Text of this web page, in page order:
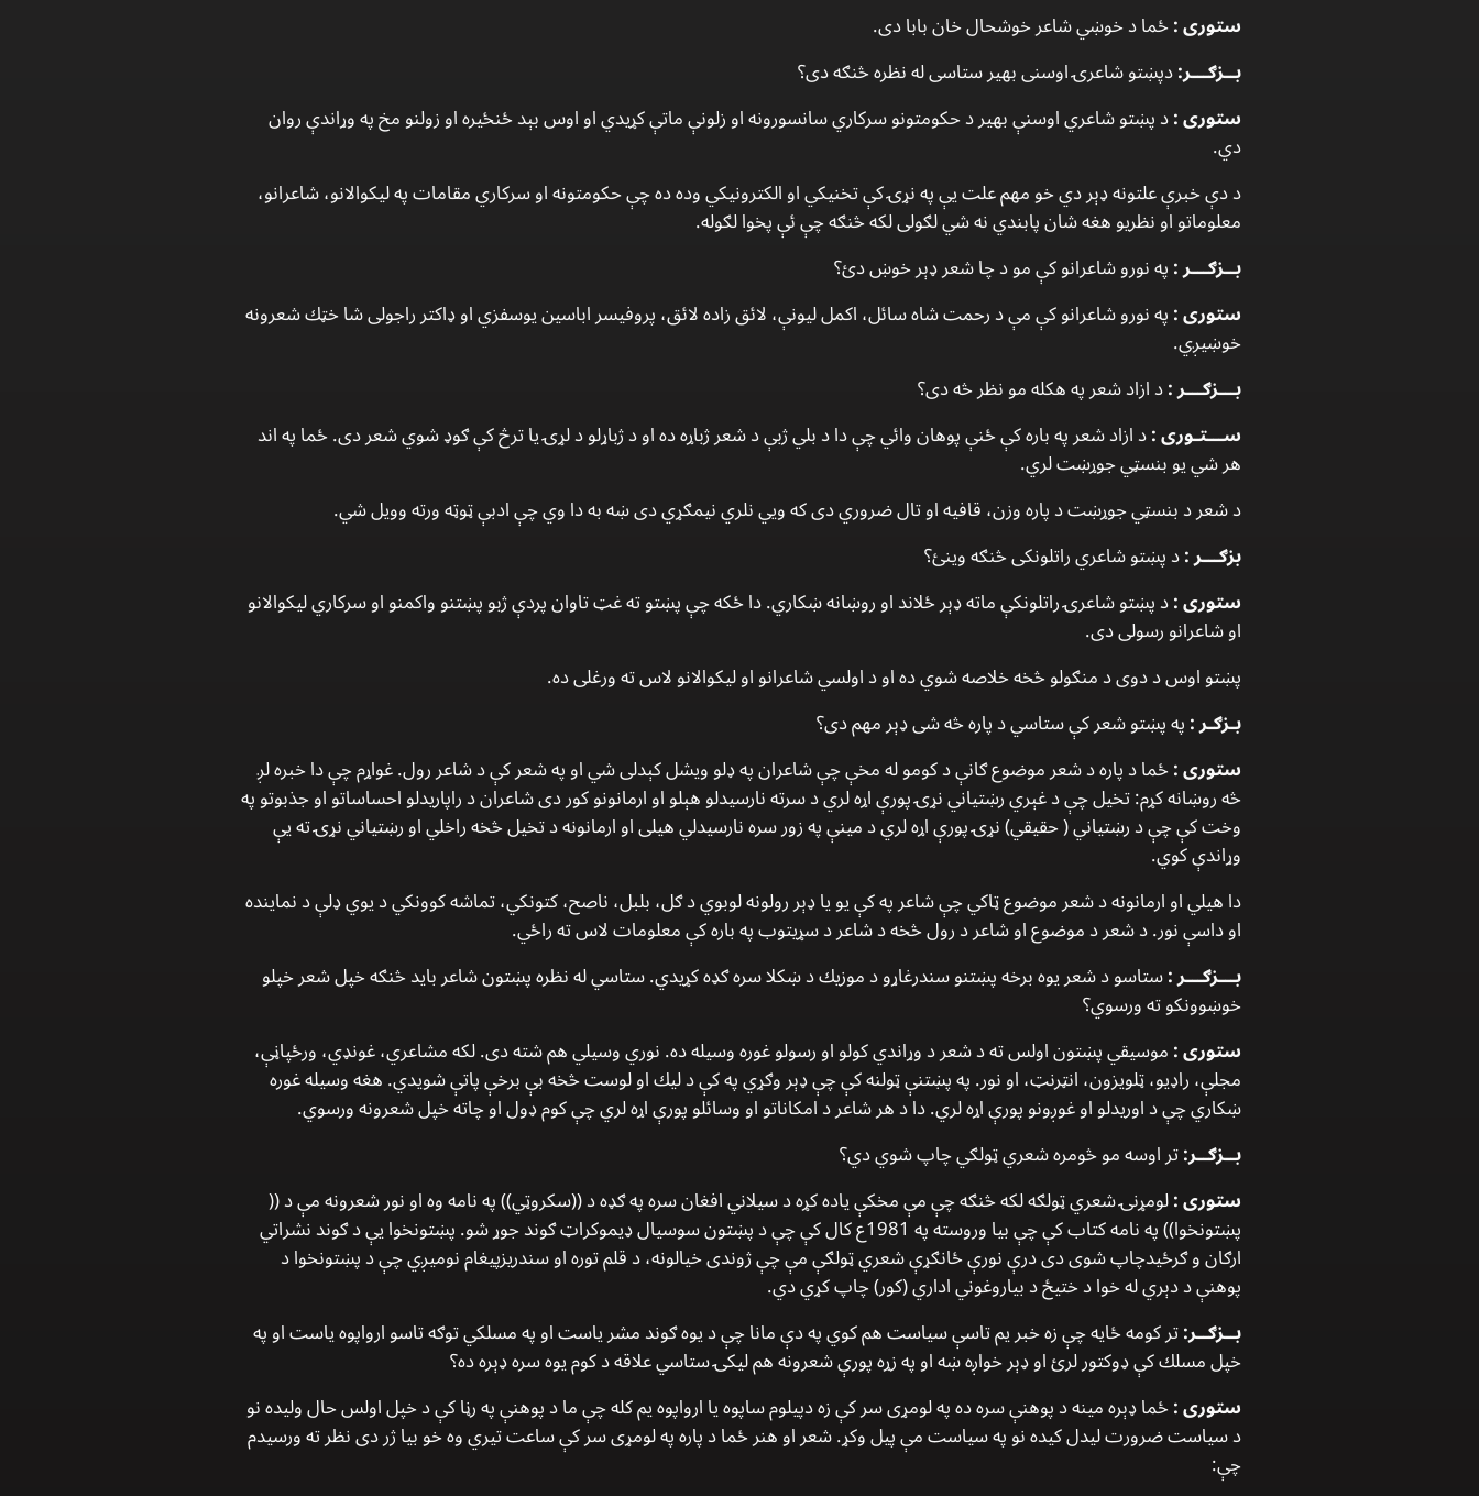
ستورى :ځما د خوښي شاعر خوشحال خان بابا دى.
بــزګـــر:دپښتو شاعرۍ اوسنى بهير ستاسى له نظره څنګه دى؟
ستورى :د پښتو شاعري اوسنې بهير د حكومتونو سركاري سانسورونه او زلونې ماتې كړيدي او اوس بېد ځنځيره او زولنو مخ په وړاندې روان
دي.
د دې خبرې علتونه ډېر دي خو مهم علت يې په نړۍ كې تخنيكي او الكترونيكي وده ده چې حكومتونه او سركاري مقامات په ليكوالانو، شاعرانو،
معلوماتو او نظريو هغه شان پابندي نه شي لګولى لكه څنګه چې ئې پخوا لګوله.
بــزګـــر :په نورو شاعرانو كې مو د چا شعر ډېر خوښ دئ؟
ستورى :په نورو شاعرانو كې مې د رحمت شاه سائل، اكمل ليونې، لائق زاده لائق، پروفيسر اباسين يوسفزي او ډاكتر راجولى شا خټك شعرونه
خوښيږي.
بـــزګـــر :د ازاد شعر په هكله مو نظر څه دى؟
ســـتـورى :د ازاد شعر په باره كې ځنې پوهان وائي چې دا د بلي ژبې د شعر ژباړه ده او د ژباړلو د لړۍ يا ترڅ كې ګوډ شوي شعر دى. ځما په اند
هر شي يو بنسټي جوړښت لري.
د شعر د بنسټي جوړښت د پاره وزن، قافيه او تال ضروري دى كه ويي نلري نيمګړي دى ښه به دا وي چې ادبې ټوټه ورته وويل شي.
بزګـــر :د پښتو شاعري راتلونكى څنګه وينئ؟
ستورى :د پښتو شاعرۍ راتلونكې ماته ډېر ځلاند او روښانه ښكاري. دا ځكه چې پښتو ته غټ تاوان پردې ژبو پښتنو واكمنو او سركاري ليكوالانو
او شاعرانو رسولى دى.
پښتو اوس د دوى د منګولو څخه خلاصه شوي ده او د اولسي شاعرانو او ليكوالانو لاس ته ورغلى ده.
بـزګـر :په پښتو شعر كې ستاسي د پاره څه شى ډېر مهم دى؟
ستورى :ځما د پاره د شعر موضوع ګانې د كومو له مخې چې شاعران په ډلو ويشل كېدلى شي او په شعر كې د شاعر رول. غواړم چې دا خبره لږ
څه روښانه كړم: تخيل چې د غېري رښتياني نړۍ پورې اړه لري د سرته نارسيدلو هېلو او ارمانونو كور دى شاعران د راپاريدلو احساساتو او جذبوتو په
وخت كې چې د رښتياني ( حقيقي) نړۍ پورې اړه لري د مينې په زور سره نارسيدلي هيلى او ارمانونه د تخيل څخه راخلي او رښتياني نړۍ ته يې
وړاندې كوي.
دا هيلي او ارمانونه د شعر موضوع ټاكي چې شاعر په كې يو يا ډېر رولونه لوبوي د ګل، بلبل، ناصح، كتونكي، تماشه كوونكي د يوي ډلې د نماينده
او داسې نور. د شعر د موضوع او شاعر د رول څخه د شاعر د سړيتوب په باره كې معلومات لاس ته راځي.
بـــزګـــر :ستاسو د شعر يوه برخه پښتنو سندرغاړو د موزيك د ښكلا سره ګډه كړيدي. ستاسي له نظره پښتون شاعر بايد څنګه خپل شعر خپلو
خوښوونكو ته ورسوي؟
ستورى :موسيقي پښتون اولس ته د شعر د وړاندي كولو او رسولو غوره وسيله ده. نوري وسيلي هم شته دى. لكه مشاعري، غونډي، ورځپاڼې،
مجلې، راډيو، ټلويزون، انټرنټ، او نور. په پښتنې ټولنه كې چې ډېر وګړي په كې د ليك او لوست څخه بې برخې پاتې شويدي. هغه وسيله غوره
ښكاري چې د اوريدلو او غوږونو پورې اړه لري. دا د هر شاعر د امكاناتو او وسائلو پورې اړه لري چې كوم ډول او چاته خپل شعرونه ورسوي.
بــزګــر:تر اوسه مو څومره شعري ټولګي چاپ شوي دي؟
ستورى :لومړنۍ شعري ټولګه لكه څنګه چې مې مخكې ياده كړه د سيلاني افغان سره په ګډه د ((سكروټي)) په نامه وه او نور شعرونه مې د ((
پښتونخوا)) په نامه كتاب كې چې بيا وروسته په 1981ع كال كې چې د پښتون سوسيال ډيموكراټ ګوند جوړ شو. پښتونخوا يې د ګوند نشراتي
ارګان و ګرځيدچاپ شوى دى درې نورې ځانګړې شعري ټولګې مې چې ژوندى خيالونه، د قلم توره او سندريزپيغام نوميږي چې د پښتونخوا د
پوهنې د دېري له خوا د ختيځ د بياروغوني اداري (كور) چاپ كړي دي.
بــزګــر:تر كومه ځايه چې زه خبر يم تاسې سياست هم كوي په دې مانا چې د يوه ګوند مشر ياست او په مسلكي توګه تاسو ارواپوه ياست او په
خپل مسلك كې ډوكتور لرئ او ډېر خواږه ښه او په زړه پورې شعرونه هم ليكۍ ستاسي علاقه د كوم يوه سره ډېره ده؟
ستورى :ځما ډېره مينه د پوهنې سره ده په لومړى سر كې زه دپيلوم ساپوه يا ارواپوه يم كله چې ما د پوهنې په رڼا كې د خپل اولس حال وليده نو
د سياست ضرورت ليدل كيده نو په سياست مې پيل وكړ. شعر او هنر ځما د پاره په لومړى سر كې ساعت تيري وه خو بيا ژر دى نظر ته ورسيدم
چې: